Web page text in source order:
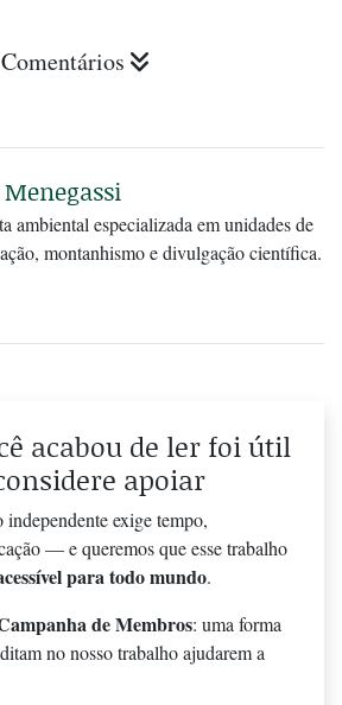
Comentários
ambiental especializada em unidades de
montanhismo e divulgação científica.
acabou de ler foi útil
apoiar
exige tempo,
— e queremos que esse trabalho
para todo mundo.
de Membros: uma forma
no nosso trabalho ajudarem a